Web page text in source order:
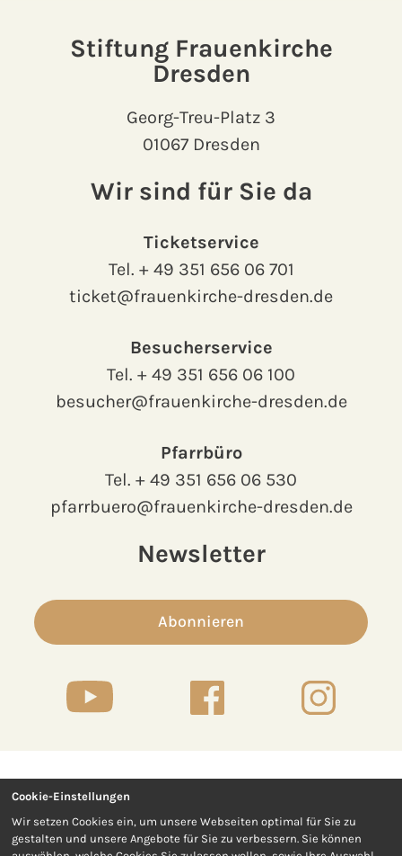
Stiftung Frauenkirche
Dresden
Georg-Treu-Platz 3
01067 Dresden
Wir sind für Sie da
Ticketservice
Tel. + 49 351 656 06 701
ticket@frauenkirche-dresden.de
Besucherservice
Tel. + 49 351 656 06 100
besucher@frauenkirche-dresden.de
Pfarrbüro
Tel. + 49 351 656 06 530
pfarrbuero@frauenkirche-dresden.de
Newsletter
Abonnieren
Kontakt
Impressum Datenschutz
Cookie-Einstellungen
Wir setzen Cookies ein, um unsere Webseiten optimal für Sie zu
gestalten und unsere Angebote für Sie zu verbessern. Sie können